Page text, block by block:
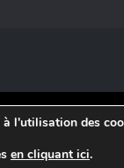
Longwy.
les
l'utilisation des
en cliquant ici.